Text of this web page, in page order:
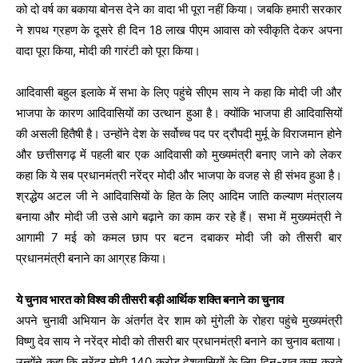
को दो वर्ष का बकाया बोनस देने का वादा भी पूरा नहीं किया। जबकि हमारी सरकार
ने शपथ ग्रहण के दूसरे ही दिन 18 लाख पीएम आवास को स्वीकृति देकर अपना
वादा पूरा किया, मोदी की गारंटी को पूरा किया।
आदिवासी बहुल इलाके में सभा के लिए पहुंचे सीएम साय ने कहा कि मोदी जी और
भाजपा के कारण आदिवासियों का उत्थान हुआ है। क्योंकि भाजपा ही आदिवासियों
की असली हितैषी है। उन्होंने देश के सर्वोच्च पद पर द्रौपदी मुर्मू के विराजमान होने
और छत्तीसगढ़ में पहली बार एक आदिवासी को मुख्यमंत्री बनाए जाने को लेकर
कहा कि ये सब प्रधानमंत्री नरेंद्र मोदी और भाजपा के वजह से ही संभव हुआ है।
श्रद्धेय अटल जी ने आदिवासियों के हित के लिए आदिम जाति कल्याण मंत्रालय
बनाया और मोदी जी उसे आगे बढ़ाने का काम कर रहे हैं। सभा में मुख्यमंत्री ने
आगामी 7 मई को कमल छाप पर बटन दबाकर मोदी जी को तीसरी बार
प्रधानमंत्री बनाने का आग्रह किया।
ये चुनाव भारत को विश्व की तीसरी बड़ी आर्थिक शक्ति बनाने का चुनाव
अपने चुनावी अभियान के अंतर्गत देर शाम को मुंगेली के रोहरा पहुंचे मुख्यमंत्री
विष्णु देव साय ने नरेंद्र मोदी को तीसरी बार प्रधानमंत्री बनाने का चुनाव बताया।